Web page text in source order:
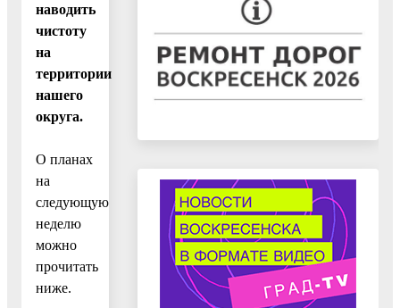
наводить
чистоту
на
территории
нашего
округа.
О планах
на
следующую
неделю
можно
прочитать
ниже.